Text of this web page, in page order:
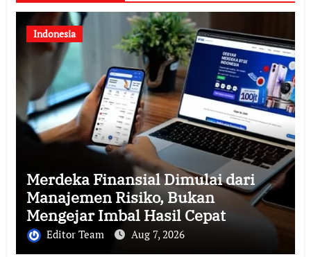
Indonesia
Merdeka Finansial Dimulai dari
Manajemen Risiko, Bukan
Mengejar Imbal Hasil Cepat
Editor Team Aug 7, 2026